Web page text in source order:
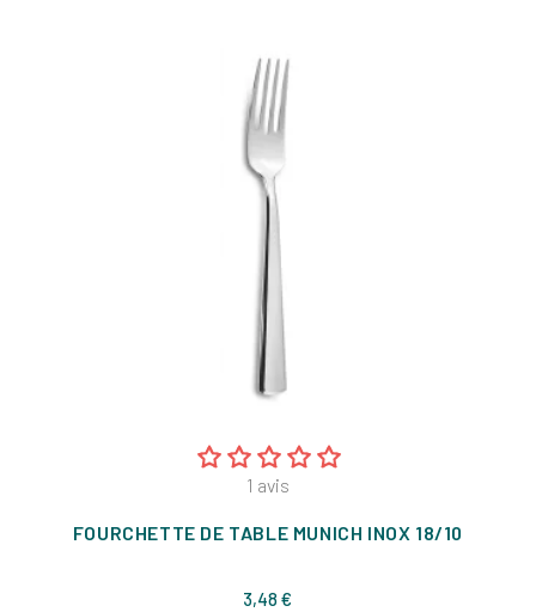
1 avis
FOURCHETTE DE TABLE MUNICH INOX 18/10
3,48 €